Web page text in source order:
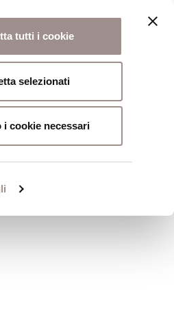
tutti i cookie
selezionati
i cookie necessari
Alti Studi